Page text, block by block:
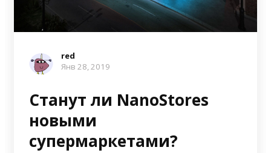
red
Янв 28, 2019
Станут ли NanoStores
новыми
супермаркетами?